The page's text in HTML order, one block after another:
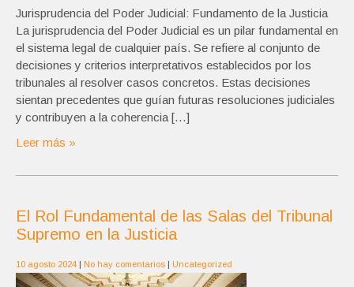
Jurisprudencia del Poder Judicial: Fundamento de la Justicia
La jurisprudencia del Poder Judicial es un pilar fundamental en
el sistema legal de cualquier país. Se refiere al conjunto de
decisiones y criterios interpretativos establecidos por los
tribunales al resolver casos concretos. Estas decisiones
sientan precedentes que guían futuras resoluciones judiciales
y contribuyen a la coherencia […]
Leer más »
El Rol Fundamental de las Salas del Tribunal
Supremo en la Justicia
10 agosto 2024 No hay comentarios Uncategorized